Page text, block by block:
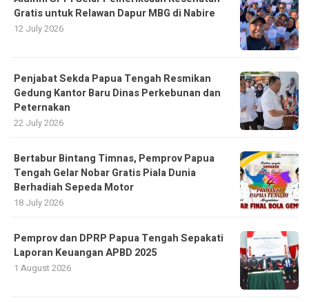
Gratis untuk Relawan Dapur MBG di Nabire
12 July 2026
Penjabat Sekda Papua Tengah Resmikan
Gedung Kantor Baru Dinas Perkebunan dan
Peternakan
22 July 2026
Bertabur Bintang Timnas, Pemprov Papua
Tengah Gelar Nobar Gratis Piala Dunia
Berhadiah Sepeda Motor
18 July 2026
Pemprov dan DPRP Papua Tengah Sepakati
Laporan Keuangan APBD 2025
1 August 2026